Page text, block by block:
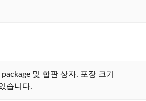
및 합판 상자. 포장 크기
습니다.